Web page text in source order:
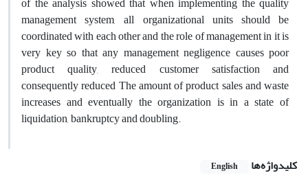
management system, all organizational units should be
coordinated with each other and the role of management in it is
very key so that any management negligence causes poor
product quality, reduced customer satisfaction and
consequently reduced The amount of product sales and waste
increases and eventually the organization is in a state of
liquidation, bankruptcy and doubling.
کلیدواژه‌ها English